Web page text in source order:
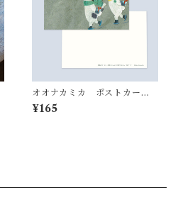
オオナカミカ ポストカード
「スケート」
¥165